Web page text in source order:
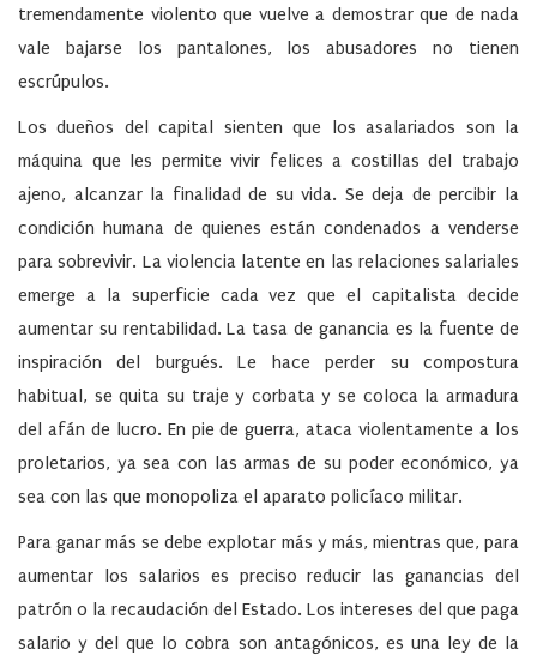
tremendamente violento que vuelve a demostrar que de nada
vale bajarse los pantalones, los abusadores no tienen
escrúpulos.
Los dueños del capital sienten que los asalariados son la
máquina que les permite vivir felices a costillas del trabajo
ajeno, alcanzar la finalidad de su vida. Se deja de percibir la
condición humana de quienes están condenados a venderse
para sobrevivir. La violencia latente en las relaciones salariales
emerge a la superficie cada vez que el capitalista decide
aumentar su rentabilidad. La tasa de ganancia es la fuente de
inspiración del burgués. Le hace perder su compostura
habitual, se quita su traje y corbata y se coloca la armadura
del afán de lucro. En pie de guerra, ataca violentamente a los
proletarios, ya sea con las armas de su poder económico, ya
sea con las que monopoliza el aparato policíaco militar.
Para ganar más se debe explotar más y más, mientras que, para
aumentar los salarios es preciso reducir las ganancias del
patrón o la recaudación del Estado. Los intereses del que paga
salario y del que lo cobra son antagónicos, es una ley de la